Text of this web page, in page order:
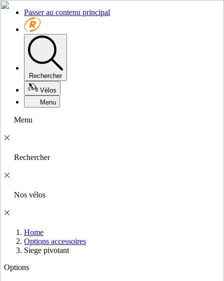
Passer au contenu principal
Rechercher
Vélos
Menu
Menu
Rechercher
Nos vélos
Home
Options accessoires
Siege pivotant
Options